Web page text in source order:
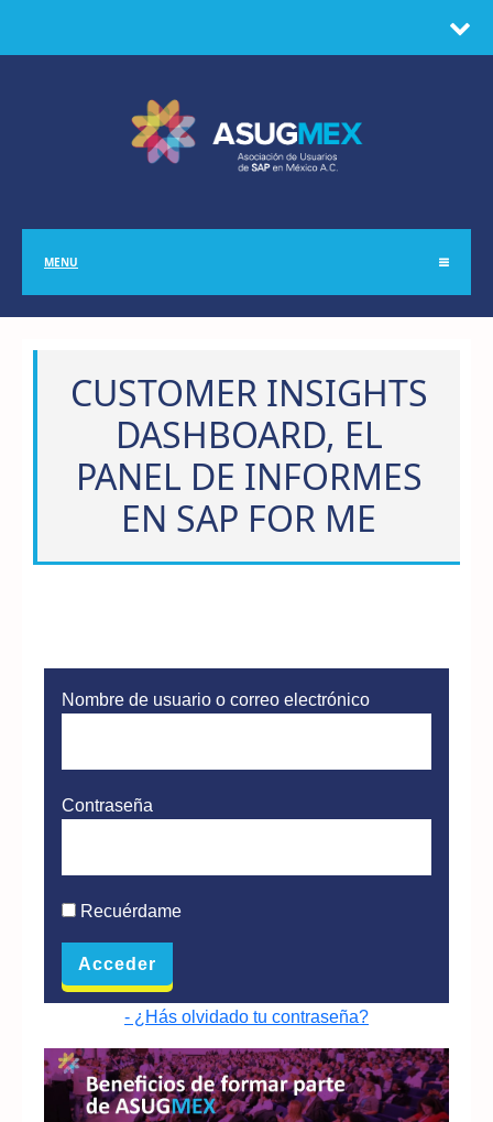
MENU
CUSTOMER INSIGHTS
DASHBOARD, EL
PANEL DE INFORMES
EN SAP FOR ME
Nombre de usuario o correo electrónico
Contraseña
Recuérdame
- ¿Hás olvidado tu contraseña?